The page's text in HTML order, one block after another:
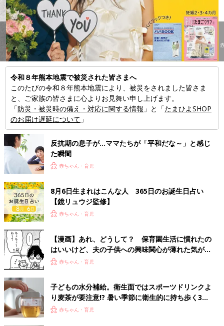
令和８年熊本地震で被災された皆さまへ
このたびの令和８年熊本地震により、被災をされました皆さま
と、ご家族の皆さまに心よりお見舞い申し上げます。
「防災・被災時の備え・対応に関する情報 」と「たまひよSHOP
のお届け遅延について 」
反抗期の息子が...ママたちが「平和だな～」と感じ
た瞬間
赤ちゃん・育児
8月6日生まれはこんな人 365日のお誕生日占い
【鏡リュウジ監修】
赤ちゃん・育児
【漫画】あれ、どうして？ 保育園生活に慣れたの
はいいけど、夫の子供への興味関心が薄れた気がす
る……！『ふうふう子育て ＃91』
赤ちゃん・育児
子どもの水分補給。衛生面ではスポーツドリンクよ
り麦茶が要注意!? 暑い季節に衛生的に持ち歩く3つ
のコツとは？【専門家監修】
赤ちゃん・育児